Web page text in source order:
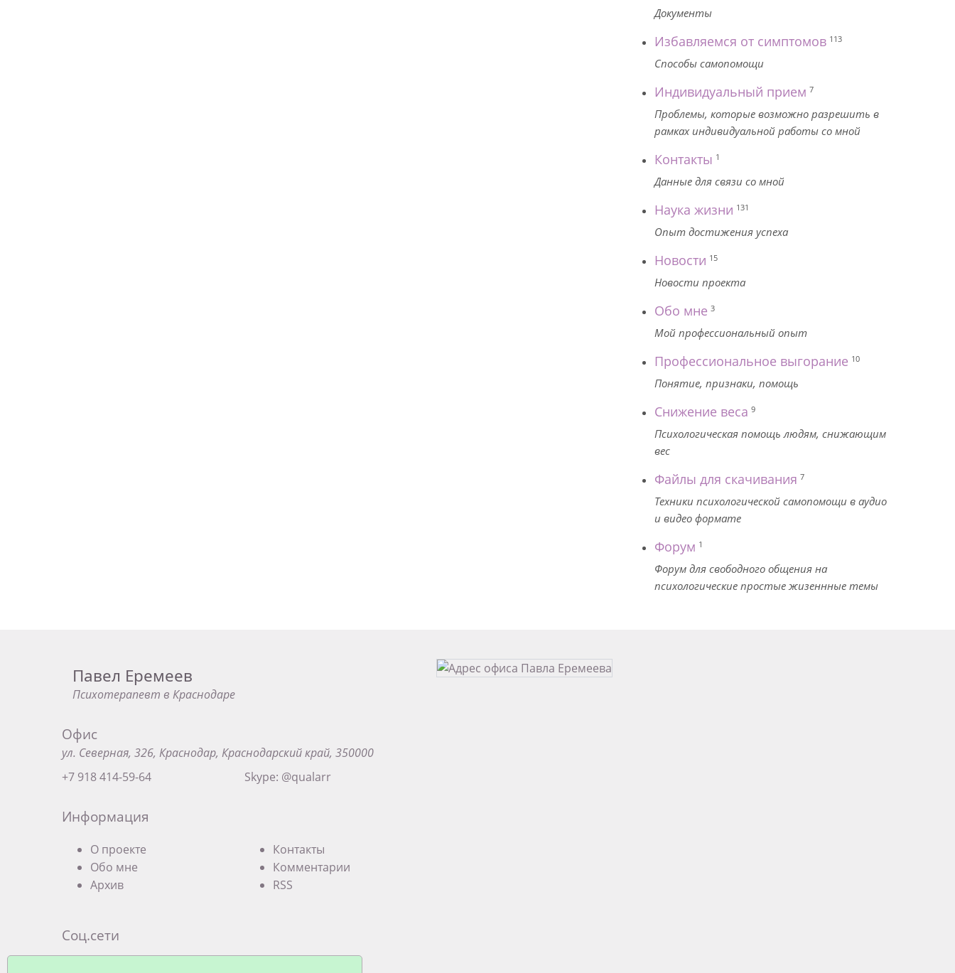
Документы
Избавляемся от симптомов 113
Способы самопомощи
Индивидуальный прием 7
Проблемы, которые возможно разрешить в
рамках индивидуальной работы со мной
Контакты 1
Данные для связи со мной
Наука жизни 131
Опыт достижения успеха
Новости 15
Новости проекта
Обо мне 3
Мой профессиональный опыт
Профессиональное выгорание 10
Понятие, признаки, помощь
Снижение веса 9
Психологическая помощь людям, снижающим
вес
Файлы для скачивания 7
Техники психологической самопомощи в аудио
и видео формате
Форум 1
Форум для свободного общения на
психологические простые жизеннные темы
Павел Еремеев
Психотерапевт в Краснодаре
Офис
ул. Северная, 326, Краснодар, Краснодарский край, 350000
+7 918 414-59-64
Skype: @qualarr
Информация
О проекте
Обо мне
Архив
Контакты
Комментарии
RSS
Соц.сети